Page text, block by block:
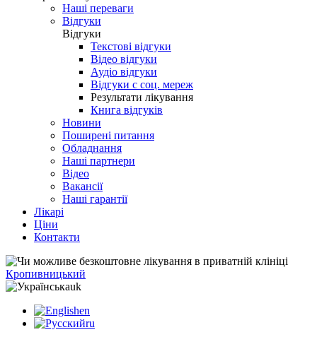
Наші переваги
Відгуки
Відгуки
Текстові відгуки
Відео відгуки
Аудіо відгуки
Відгуки с соц. мереж
Результати лікування
Книга відгуків
Новини
Поширені питання
Обладнання
Наші партнери
Відео
Вакансії
Наші гарантії
Лікарі
Ціни
Контакти
Кропивницький
uk
en
ru